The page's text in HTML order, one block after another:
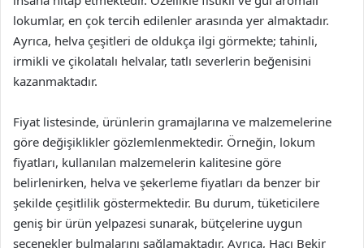
lokumlar, en çok tercih edilenler arasında yer almaktadır.
Ayrıca, helva çeşitleri de oldukça ilgi görmekte; tahinli,
irmikli ve çikolatalı helvalar, tatlı severlerin beğenisini
kazanmaktadır.
Fiyat listesinde, ürünlerin gramajlarına ve malzemelerine
göre değişiklikler gözlemlenmektedir. Örneğin, lokum
fiyatları, kullanılan malzemelerin kalitesine göre
belirlenirken, helva ve şekerleme fiyatları da benzer bir
şekilde çeşitlilik göstermektedir. Bu durum, tüketicilere
geniş bir ürün yelpazesi sunarak, bütçelerine uygun
seçenekler bulmalarını sağlamaktadır. Ayrıca, Hacı Bekir